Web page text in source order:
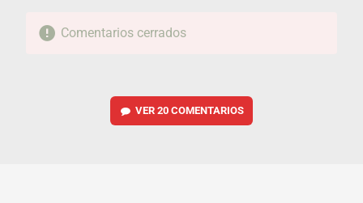
Comentarios cerrados
VER 20 COMENTARIOS